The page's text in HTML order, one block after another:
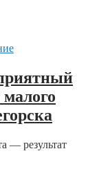
— результат